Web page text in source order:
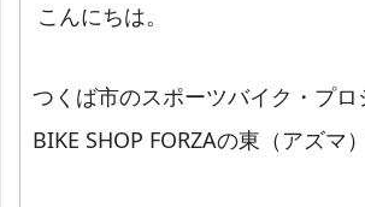
こんにちは。
つくば市のスポーツバイク・プロ
BIKE SHOP FORZAの東（アズマ）